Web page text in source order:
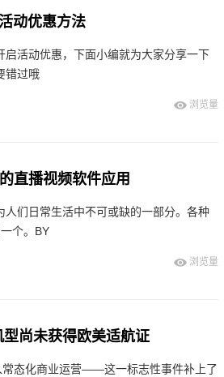
动优惠方法
活动优惠，下面小编就为大家分享一下
错过哦
浏览量
直播视频软件应用
们日常生活中不可或缺的一部分。各种
个。BY
浏览量
尚未获得欧美适航证
常态化商业运营——这一标志性事件补上了